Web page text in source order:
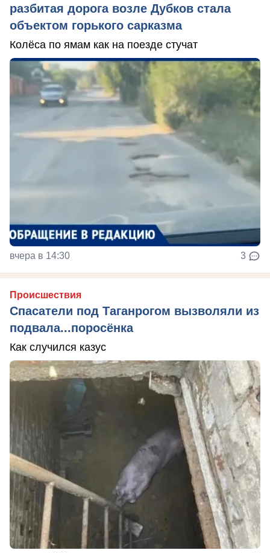
разбитая дорога возле Дубков стала
объектом горького сарказма
Колёса по ямам как на поезде стучат
вчера в 14:30 3
Происшествия
Спасатели под Таганрогом вызволяли из
подвала...поросёнка
Как случился казус